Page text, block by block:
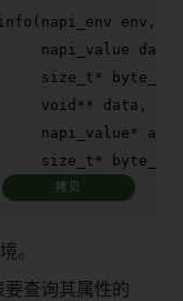
(napi_env env,
napi_value
size_t*
void ** data,
napi_value*
size_t*
拷贝
。
要查询其属性的